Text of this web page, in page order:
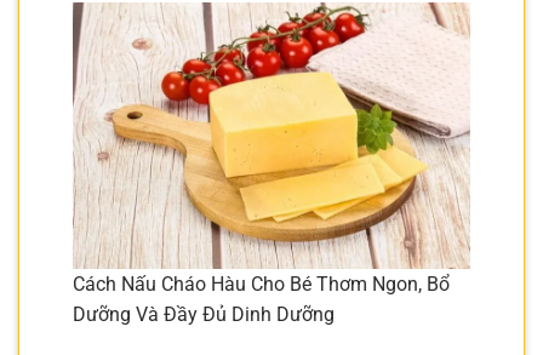
Cách Nấu Cháo Hàu Cho Bé Thơm Ngon, Bổ
Dưỡng Và Đầy Đủ Dinh Dưỡng